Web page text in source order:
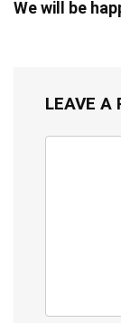
We will be
LEAVE A